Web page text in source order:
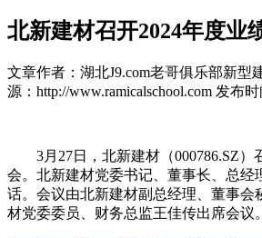
北新建材召开2024年度业
文章作者：湖北J9.com老哥俱乐部新型
源：http://www.ramicalschool.com 发布时
3月27日，北新建材（000786.SZ）
会。北新建材党委书记、董事长、总经
话。会议由北新建材副总经理、董事会
材党委委员、财务总监王佳传出席会议。